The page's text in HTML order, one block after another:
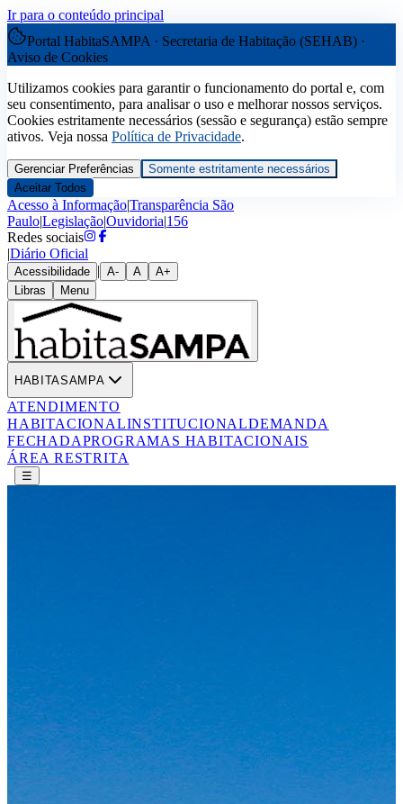
Ir para o conteúdo principal
Portal HabitaSAMPA · Secretaria de Habitação (SEHAB) ·
Aviso de Cookies
Utilizamos cookies para garantir o funcionamento do portal e, com
seu consentimento, para analisar o uso e melhorar nossos serviços.
Cookies estritamente necessários (sessão e segurança) estão sempre
ativos. Veja nossa Política de Privacidade.
Gerenciar Preferências
Somente estritamente necessários
Aceitar Todos
Acesso à Informação|Transparência São
Paulo|Legislação|Ouvidoria|156
Redes sociais
|Diário Oficial
Acessibilidade | A- A
A+
Libras
Menu
HABITASAMPA
ATENDIMENTO
HABITACIONALINSTITUCIONALDEMANDA
FECHADAPROGRAMAS HABITACIONAIS
ÁREA RESTRITA
☰